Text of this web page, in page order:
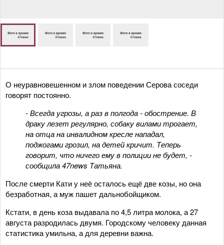
О неуравновешенном и злом поведении Серова соседи
говорят постоянно.
- Всегда угрозы, а раз в полгода - обострение. В
драку лезет регулярно, собаку вилами трогает,
на отца на инвалидном кресле нападал,
поджогами грозил, на детей кричит. Теперь
говорит, что ничего ему в полиции не будет, -
сообщила 47news Татьяна.
После смерти Кати у неё осталось ещё две козы, но она
безработная, а муж пашет дальнобойщиком.
Кстати, в день коза выдавала по 4,5 литра молока, а 27
августа разродилась двумя. Городскому человеку данная
статистика умильна, а для деревни важна.